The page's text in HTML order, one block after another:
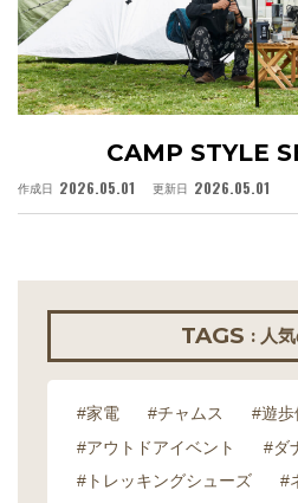
CAMP STYLE
作成日 2026.05.01 更新日 2026.05.01
TAGS : 人
#家電 #チャムス #遊歩
#アウトドアイベント
#ダ
#トレッキングシューズ
#